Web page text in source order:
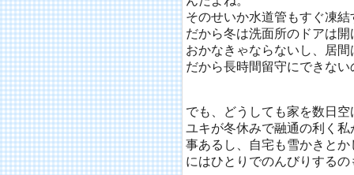
そのせいか水道管もすぐ凍結
だから冬は洗面所のドアは
おかなきゃならないし、居
だから長時間留守にできな
でも、どうしても家を数日
ユキが冬休みで融通の利く
事あるし、自宅も雪かきと
にはひとりでのんびりする